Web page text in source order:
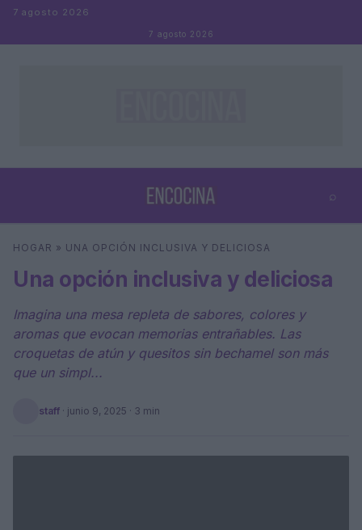
Saltar al contenido
7 agosto 2026
7 agosto 2026
⌕
Buscar
HOGAR » UNA OPCIÓN INCLUSIVA Y DELICIOSA
Una opción inclusiva y deliciosa
Imagina una mesa repleta de sabores, colores y
aromas que evocan memorias entrañables. Las
croquetas de atún y quesitos sin bechamel son más
que un simpl...
staff · junio 9, 2025 · 3 min